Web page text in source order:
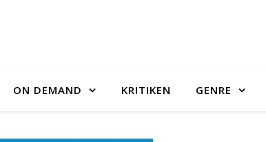
ON DEMAND KRITIKEN GENRE